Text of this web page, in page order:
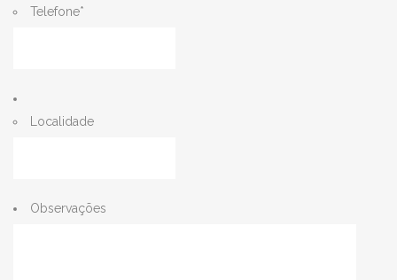
Telefone*
Localidade
Observações